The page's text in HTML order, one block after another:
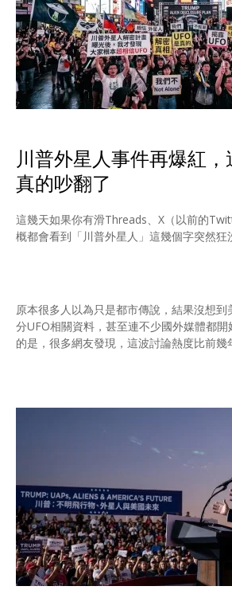
川普外星人事件再爆紅
真的吵翻了
這幾天如果你有滑Threads、X（以前的
概都會看到「川普外星人」這幾個字突然狂
原本很多人以為只是都市傳說，結果沒想到
分UFO相關資料，甚至連不少國外媒體都
的是，很多網友發現，這波討論熱度比前幾